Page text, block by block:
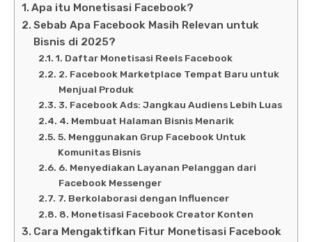
Apa itu Monetisasi Facebook?
Sebab Apa Facebook Masih Relevan untuk
Bisnis di 2025?
1. Daftar Monetisasi Reels Facebook
2. Facebook Marketplace Tempat Baru untuk
Menjual Produk
3. Facebook Ads: Jangkau Audiens Lebih Luas
4. Membuat Halaman Bisnis Menarik
5. Menggunakan Grup Facebook Untuk
Komunitas Bisnis
6. Menyediakan Layanan Pelanggan dari
Facebook Messenger
7. Berkolaborasi dengan Influencer
8. Monetisasi Facebook Creator Konten
Cara Mengaktifkan Fitur Monetisasi Facebook